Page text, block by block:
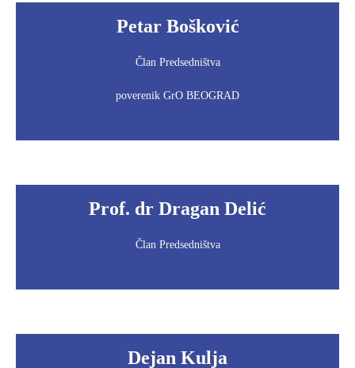
Petar Bošković
Član Predsedništva
poverenik GrO BEOGRAD
Prof. dr Dragan Delić
Član Predsedništva
Dejan Kulja